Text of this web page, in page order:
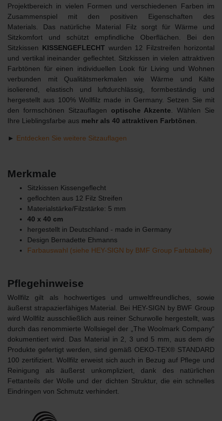
Projektbereich in vielen Formen und verschiedenen Farben im
Zusammenspiel mit den positiven Eigenschaften des
Materials. Das natürliche Material Filz sorgt für Wärme und
Sitzkomfort und schützt empfindliche Oberflächen. Bei den
Sitzkissen KISSENGEFLECHT wurden 12 Filzstreifen horizontal
und vertikal ineinander geflechtet. Sitzkissen in vielen attraktiven
Farbtönen für einen individuellen Look für Living und Wohnen
verbunden mit Qualitätsmerkmalen wie Wärme und Kälte
isolierend, elastisch und luftdurchlässig, formbeständig und
hergestellt aus 100% Wollfilz made in Germany. Setzen Sie mit
den formschönen Sitzauflagen optische Akzente . Wählen Sie
Ihre Lieblingsfarbe aus mehr als 40 attraktiven Farbtönen
► Entdecken Sie weitere Sitzauflagen
Merkmale
Sitzkissen Kissengeflecht
geflochten aus 12 Filz Streifen
Materialstärke/Filzstärke: 5 mm
40 x 40 cm
hergestellt in Deutschland - made in Germany
Design Bernadette Ehmanns
Farbauswahl (siehe HEY-SIGN by BMF Group Farbtabelle)
Pflegehinweise
Wollfilz gilt als hochwertiges und umweltfreundliches, sowie
äußerst strapazierfähiges Material. Bei HEY-SIGN by BWF Group
wird Wollfilz ausschließlich aus reiner Schurwolle hergestellt, was
durch das renommierte Wollsiegel der „The Woolmark Company“
dokumentiert wird. Das Material in 2, 3 und 5 mm, aus dem die
Produkte gefertigt werden, sind gemäß OEKO-TEX® STANDARD
100 zertifiziert. Wollfilz erweist sich auch in Bezug auf Pflege und
Reinigung als äußerst unkompliziert, dank des natürlichen
Fettanteils der Wolle und der dichten Struktur, die ein schnelles
Eindringen von Schmutz verhindert.